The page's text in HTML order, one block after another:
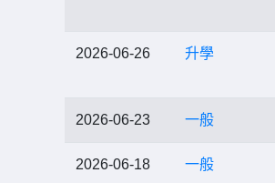
2026-06-26 升學
2026-06-23 一般
2026-06-18 一般